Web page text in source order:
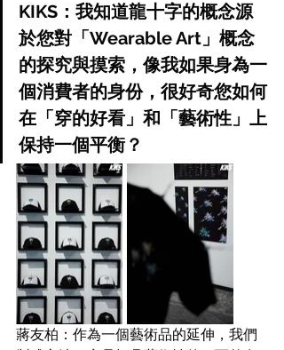
KIKS：我知道龍十字的概念源
於您對「Wearable Art」概念
的探究與摸索，像我如果身為一
個消費者的身份，很好奇您如何
在「穿的好看」和「藝術性」上
保持一個平衡？
蔣友柏：作為一個藝術品的延伸，我們